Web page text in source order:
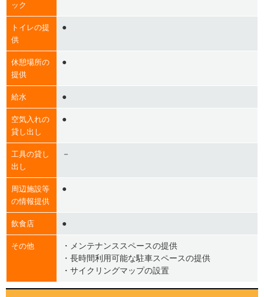
ック
トイレの提
供
●
休憩場所の
提供
●
給水 ●
空気入れの
貸し出し
●
工具の貸し
出し
－
周辺施設等
の情報提供
●
飲食店 ●
その他
・メンテナンススペースの提供
・長時間利用可能な駐車スペースの提供
・サイクリングマップの設置